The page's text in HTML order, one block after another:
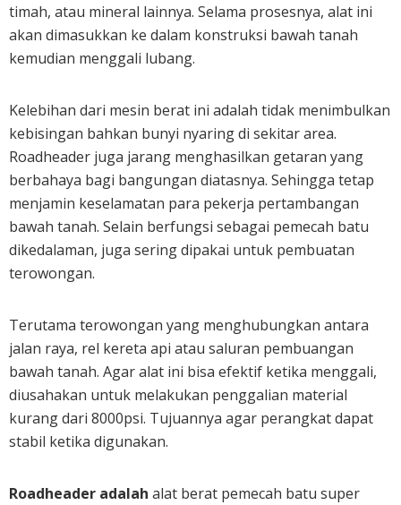
timah, atau mineral lainnya. Selama prosesnya, alat ini
akan dimasukkan ke dalam konstruksi bawah tanah
kemudian menggali lubang.
Kelebihan dari mesin berat ini adalah tidak menimbulkan
kebisingan bahkan bunyi nyaring di sekitar area.
Roadheader juga jarang menghasilkan getaran yang
berbahaya bagi bangungan diatasnya. Sehingga tetap
menjamin keselamatan para pekerja pertambangan
bawah tanah. Selain berfungsi sebagai pemecah batu
dikedalaman, juga sering dipakai untuk pembuatan
terowongan.
Terutama terowongan yang menghubungkan antara
jalan raya, rel kereta api atau saluran pembuangan
bawah tanah. Agar alat ini bisa efektif ketika menggali,
diusahakan untuk melakukan penggalian material
kurang dari 8000psi. Tujuannya agar perangkat dapat
stabil ketika digunakan.
Roadheader adalah alat berat pemecah batu super